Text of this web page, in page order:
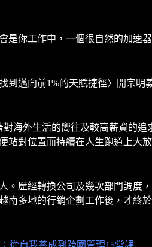
是你工作中，一個很自然的加
到邁向前1%的天賦捷徑〉開宗
海外生活的嚮往及較高薪資的
站對位置而持續在人生跑道上大放
。歷經轉換公司及幾次部門調度
南多地的行銷企劃工作後，才終
從自我養成到跨國管理15堂課